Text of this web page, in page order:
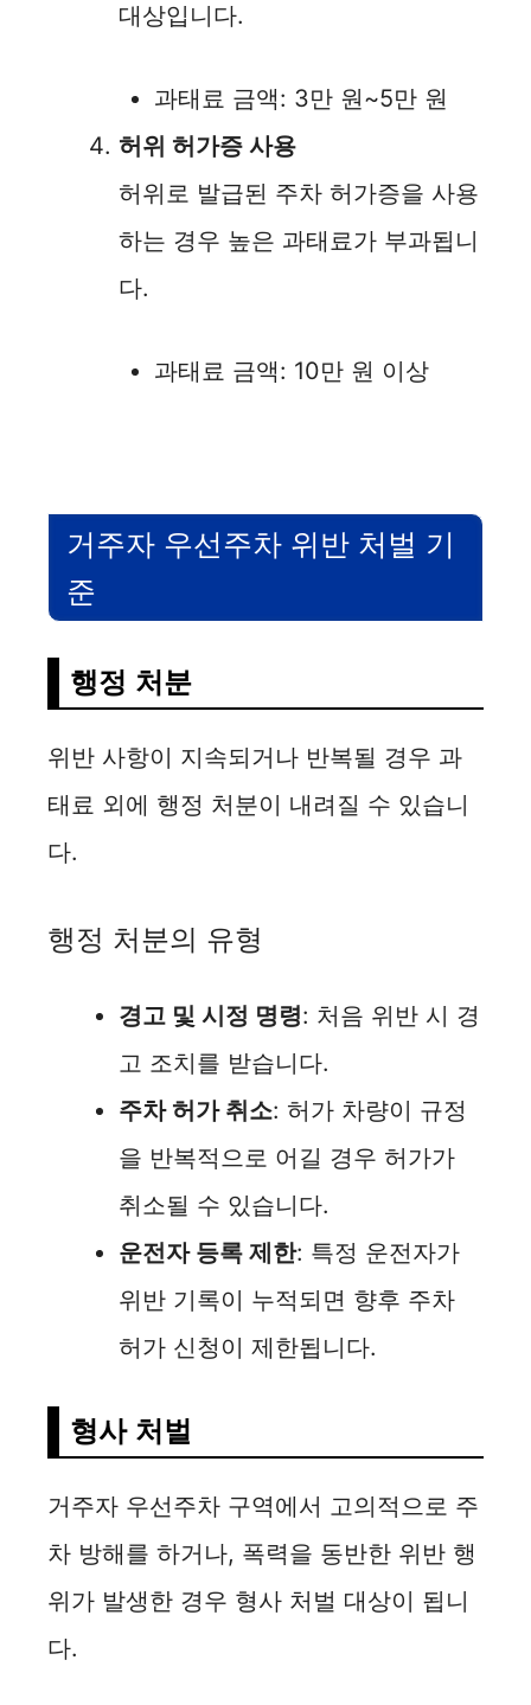
대상입니다.
과태료 금액: 3만 원~5만 원
허위 허가증 사용
허위로 발급된 주차 허가증을 사용
하는 경우 높은 과태료가 부과됩니
다.
과태료 금액: 10만 원 이상
거주자 우선주차 위반 처벌 기
준
행정 처분
위반 사항이 지속되거나 반복될 경우 과
태료 외에 행정 처분이 내려질 수 있습니
다.
행정 처분의 유형
경고 및 시정 명령: 처음 위반 시 경
고 조치를 받습니다.
주차 허가 취소: 허가 차량이 규정
을 반복적으로 어길 경우 허가가
취소될 수 있습니다.
운전자 등록 제한: 특정 운전자가
위반 기록이 누적되면 향후 주차
허가 신청이 제한됩니다.
형사 처벌
거주자 우선주차 구역에서 고의적으로 주
차 방해를 하거나, 폭력을 동반한 위반 행
위가 발생한 경우 형사 처벌 대상이 됩니
다.